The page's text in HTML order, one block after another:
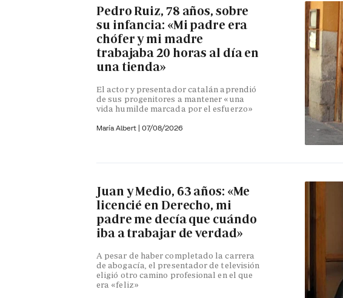
Pedro Ruiz, 78 años, sobre
su infancia: «Mi padre era
chófer y mi madre
trabajaba 20 horas al día en
una tienda»
El actor y presentador catalán aprendió
de sus progenitores a mantener «una
vida humilde marcada por el esfuerzo»
María Albert | 07/08/2026
Juan y Medio, 63 años: «Me
licencié en Derecho, mi
padre me decía que cuándo
iba a trabajar de verdad»
A pesar de haber completado la carrera
de abogacía, el presentador de televisión
eligió otro camino profesional en el que
era «feliz»